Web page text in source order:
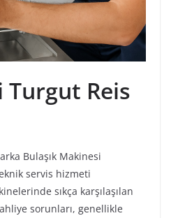
Reis
Bulaşık Makinesi
servis hizmeti
sıkça karşılaşılan
sorunları, genellikle